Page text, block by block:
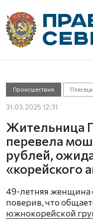
Происшествия
31.03.2025 12:31
Жительница
перевела
рублей,
«корейского
49-летняя женщина
поверив, что
южнокорейской